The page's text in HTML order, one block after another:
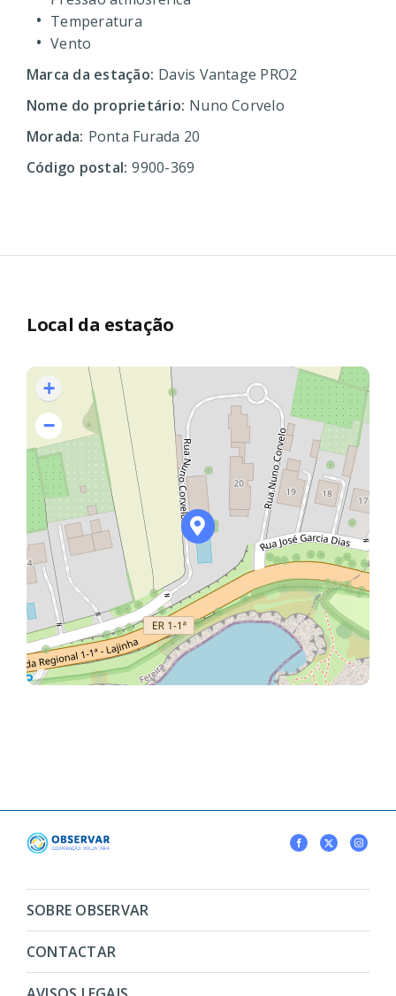
Temperatura
Vento
Marca da estação: Davis Vantage PRO2
Nome do proprietário: Nuno Corvelo
Morada: Ponta Furada 20
Código postal: 9900-369
Local da estação
+
−
SOBRE OBSERVAR
CONTACTAR